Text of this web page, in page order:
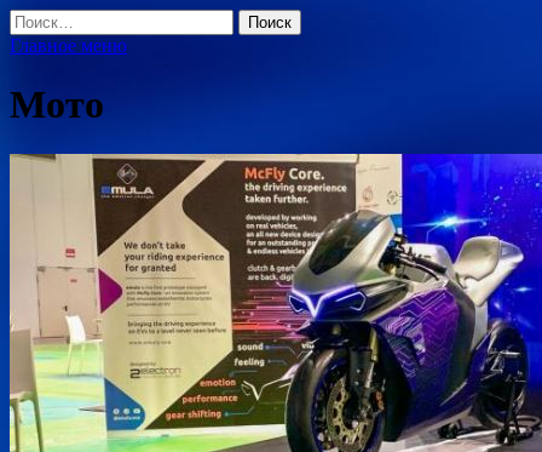
Найти:
Главное меню
Мото